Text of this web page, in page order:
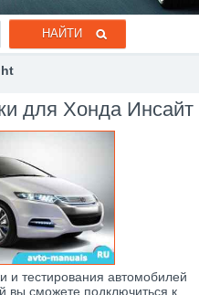
для Хонда Инсайт
и тестирования автомобилей
вы сможете подключиться к